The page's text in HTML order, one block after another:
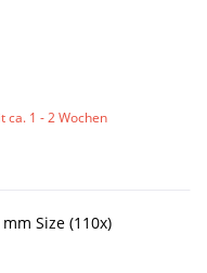
ca. 1 - 2 Wochen